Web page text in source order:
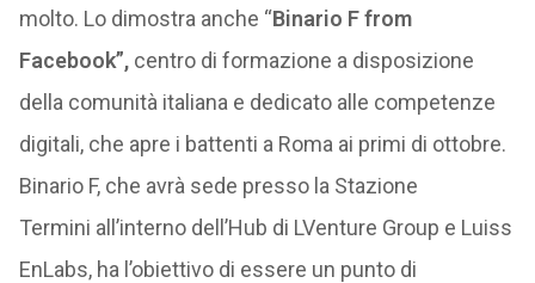
molto. Lo dimostra anche “Binario F from
Facebook”,centro di formazione a disposizione
della comunità italiana e dedicato alle competenze
digitali, che apre i battenti a Roma ai primi di ottobre.
Binario F, che avrà sede presso la Stazione
Termini all’interno dell’Hub di LVenture Group e Luiss
EnLabs, ha l’obiettivo di essere un punto di